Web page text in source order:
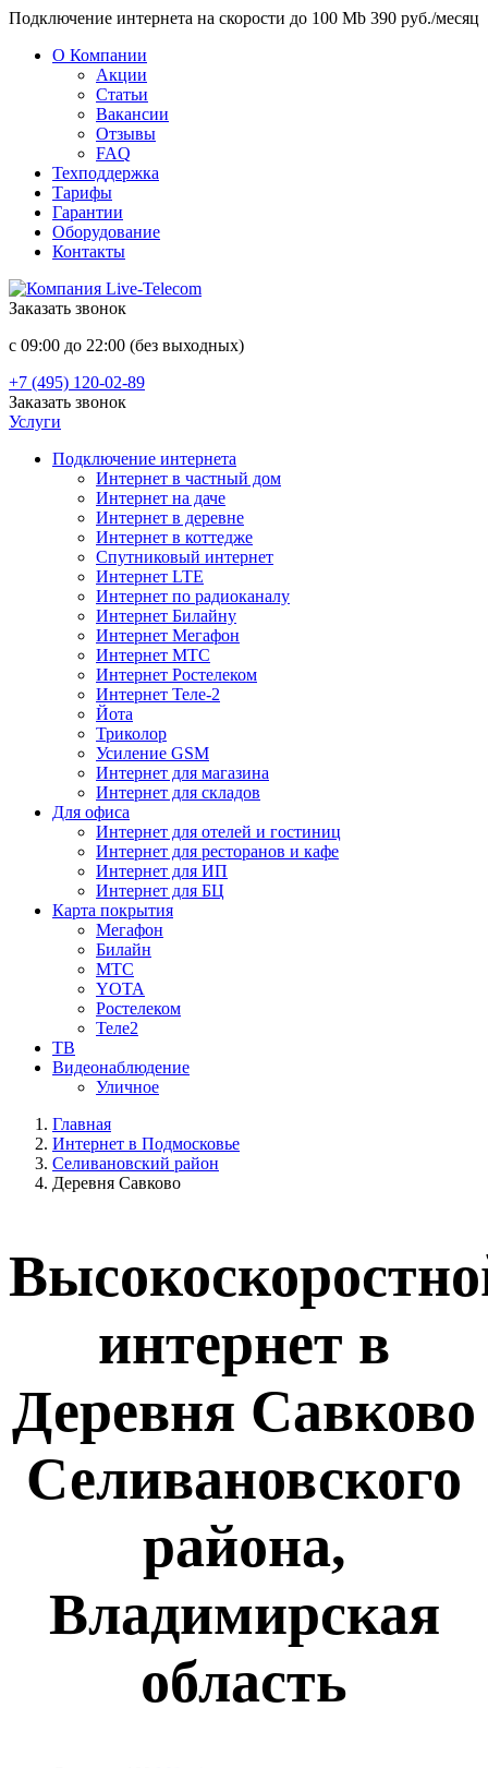
Подключение интернета на скорости до 100 Mb 390 руб./месяц
О Компании
Акции
Статьи
Вакансии
Отзывы
FAQ
Техподдержка
Тарифы
Гарантии
Оборудование
Контакты
Заказать звонок
с 09:00 до 22:00 (без выходных)
+7 (495) 120-02-89
Заказать звонок
Услуги
Подключение интернета
Интернет в частный дом
Интернет на даче
Интернет в деревне
Интернет в коттедже
Спутниковый интернет
Интернет LTE
Интернет по радиоканалу
Интернет Билайну
Интернет Мегафон
Интернет МТС
Интернет Ростелеком
Интернет Теле-2
Йота
Триколор
Усиление GSM
Интернет для магазина
Интернет для складов
Для офиса
Интернет для отелей и гостиниц
Интернет для ресторанов и кафе
Интернет для ИП
Интернет для БЦ
Карта покрытия
Мегафон
Билайн
МТС
YOTA
Ростелеком
Теле2
ТВ
Видеонаблюдение
Уличное
Главная
Интернет в Подмосковье
Селивановский район
Деревня Савково
интернет в
Деревня Савково
Селивановского
района,
Владимирская
область